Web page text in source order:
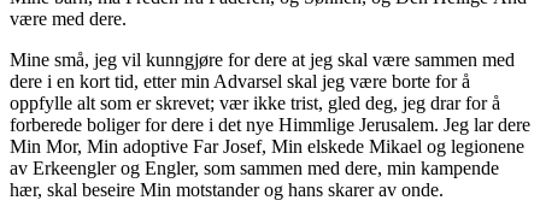
være med dere.
Mine små, jeg vil kunngjøre for dere at jeg skal være sammen med
dere i en kort tid, etter min Advarsel skal jeg være borte for å
oppfylle alt som er skrevet; vær ikke trist, gled deg, jeg drar for å
forberede boliger for dere i det nye Himmlige Jerusalem. Jeg lar dere
Min Mor, Min adoptive Far Josef, Min elskede Mikael og legionene
av Erkeengler og Engler, som sammen med dere, min kampende
hær, skal beseire Min motstander og hans skarer av onde.